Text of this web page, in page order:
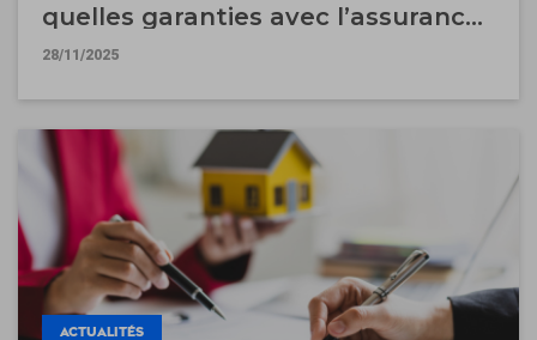
quelles garanties avec l’assurance
garantie des loyers impayés ?
28/11/2025
ACTUALITÉS